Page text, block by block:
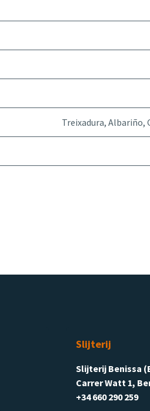
Treixadura, Albariño,
Slijterij
Slijterij Benissa
Carrer Watt 1,
+34 660 290 259